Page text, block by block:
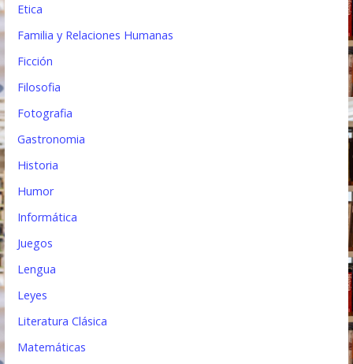
Etica
Familia y Relaciones Humanas
Ficción
Filosofia
Fotografia
Gastronomia
Historia
Humor
Informática
Juegos
Lengua
Leyes
Literatura Clásica
Matemáticas